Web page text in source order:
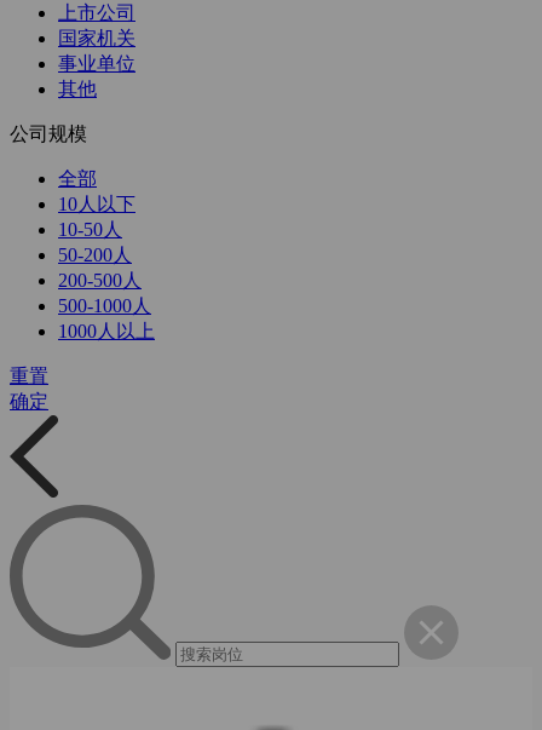
上市公司
国家机关
事业单位
其他
公司规模
全部
10人以下
10-50人
50-200人
200-500人
500-1000人
1000人以上
重置
确定